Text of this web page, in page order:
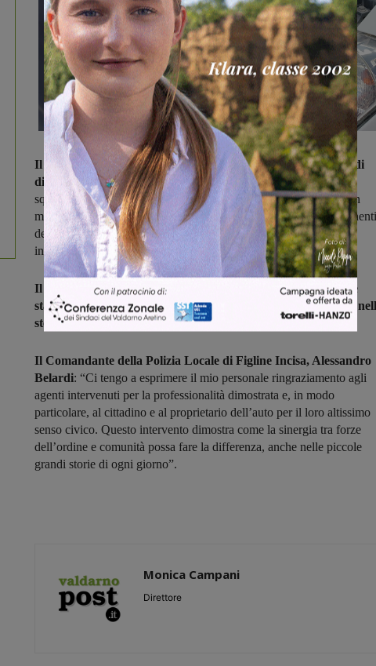
Il micio, spaventato, si era purtroppo incastrato in un punto di
difficile accesso.È stato quindi necessario un delicato lavoro di
squadra: con il prezioso supporto tecnico di un cittadino esperto in
meccanica, gli agenti hanno proceduto a smontare alcune componenti
del motore, riuscendo infine a estrarre il piccolo felino, rimasto
intrappolato senza possibilità di uscita.
Il giovane gatto, impaurito ma in buone condizioni generali, è
stato subito affidato alle cure del medico veterinario presente
stessa via per i controlli di rito.
Il Comandante della Polizia Locale di Figline Incisa, Alessandro
Belardi: “Ci tengo a esprimere il mio personale ringraziamento agli
agenti intervenuti per la professionalità dimostrata e, in modo
particolare, al cittadino e al proprietario dell’auto per il loro altissimo
senso civico. Questo intervento dimostra come la sinergia tra forze
dell’ordine e comunità possa fare la differenza, anche nelle piccole
grandi storie di ogni giorno”.
Monica Campani
Direttore